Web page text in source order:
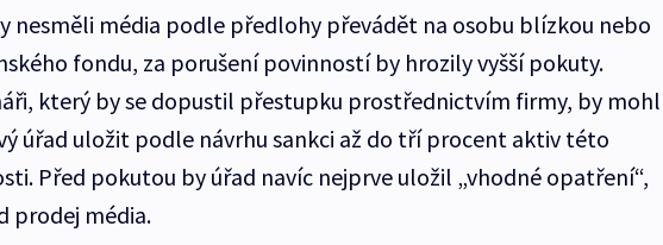
nesměli média podle předlohy převádět na osobu blízkou nebo
fondu, za porušení povinností by hrozily vyšší pokuty.
který by se dopustil přestupku prostřednictvím firmy, by mohl
úřad uložit podle návrhu sankci až do tří procent aktiv této
Před pokutou by úřad navíc nejprve uložil „vhodné opatření“,
prodej média.